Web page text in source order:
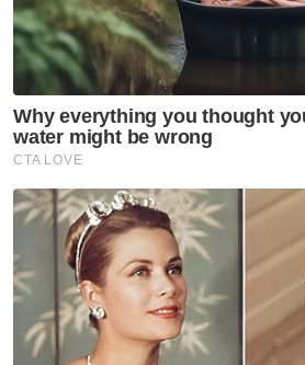
Pengkhianatan terhadap negara
Beku perolehan ATM, PDRM:
perlu diutamakan
ATM rombak, tambah baik
Semua keputusan perolehan
rasuah dibekukan sementara -
Amanah Johor gesa audit
Sebab itu, pembekuan
berakhir sebagai langkah
ia dilihat perlu dijadikan titik
reformasti atau
menyentuh punca kes